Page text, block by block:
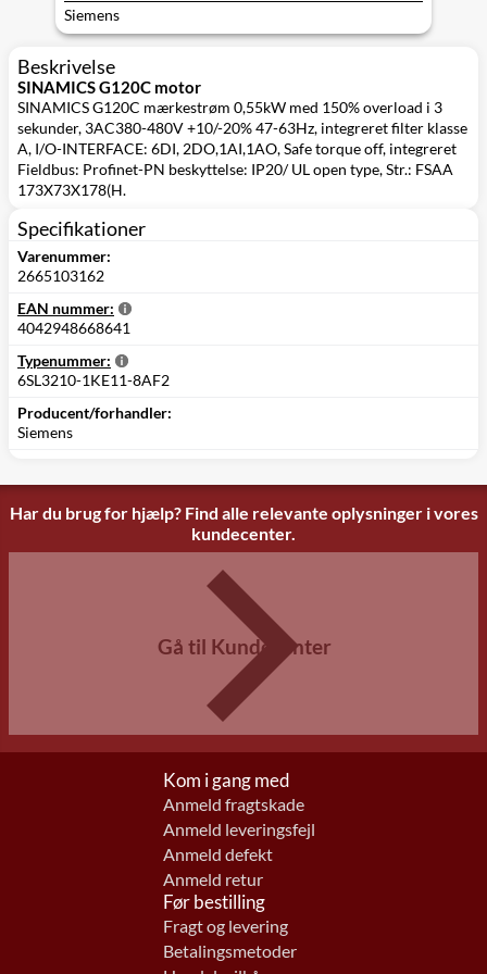
hukommelse 400
Siemens
Beskrivelse
SINAMICS G120C motor
SINAMICS G120C mærkestrøm 0,55kW med 150% overload i 3
sekunder, 3AC380-480V +10/-20% 47-63Hz, integreret filter klasse
A, I/O-INTERFACE: 6DI, 2DO,1AI,1AO, Safe torque off, integreret
Fieldbus: Profinet-PN beskyttelse: IP20/ UL open type, Str.: FSAA
173X73X178(H.
Specifikationer
Varenummer:
2665103162
EAN nummer:
4042948668641
Typenummer:
6SL3210-1KE11-8AF2
Producent/forhandler:
Siemens
Har du brug for hjælp? Find alle relevante oplysninger i vores
kundecenter.
Gå til Kundecenter
Kom i gang med
Anmeld fragtskade
Anmeld leveringsfejl
Anmeld defekt
Anmeld retur
Før bestilling
Fragt og levering
Betalingsmetoder